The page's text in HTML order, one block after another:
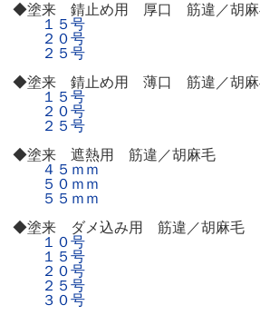
◆塗来 錆止め用 厚口 筋違／胡麻
１５号
２０号
２５号
◆塗来 錆止め用 薄口 筋違／胡麻
１５号
２０号
２５号
◆塗来 遮熱用 筋違／胡麻毛
４５ｍｍ
５０ｍｍ
５５ｍｍ
◆塗来 ダメ込み用 筋違／胡麻毛
１０号
１５号
２０号
２５号
３０号